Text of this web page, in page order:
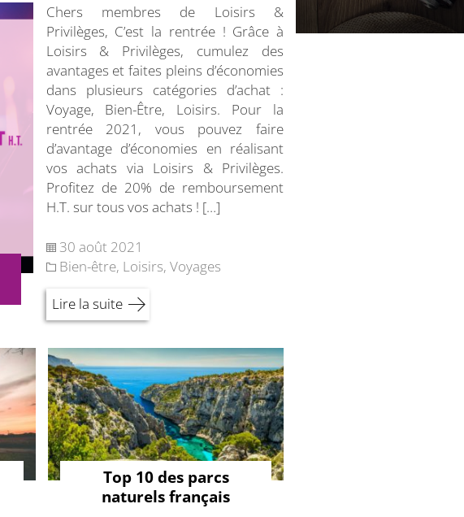
Chers membres de Loisirs &
Privilèges, C’est la rentrée ! Grâce à
Loisirs & Privilèges, cumulez des
avantages et faites pleins d’économies
dans plusieurs catégories d’achat :
Voyage, Bien-Être, Loisirs. Pour la
rentrée 2021, vous pouvez faire
d’avantage d’économies en réalisant
vos achats via Loisirs & Privilèges.
Profitez de 20% de remboursement
H.T. sur tous vos achats ! […]
30 août 2021
Bien-être, Loisirs, Voyages
Lire la suite
Top 10 des parcs
naturels français